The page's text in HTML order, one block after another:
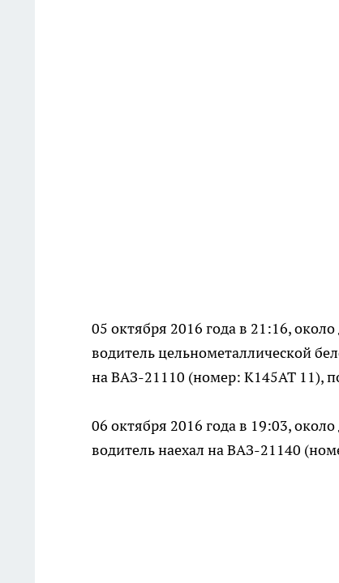
05 октября 2016 года в 21:16,
водитель цельнометаллической
на ВАЗ-21110 (номер: К145АТ 11),
06 октября 2016 года в 19:03,
водитель наехал на ВАЗ-21140